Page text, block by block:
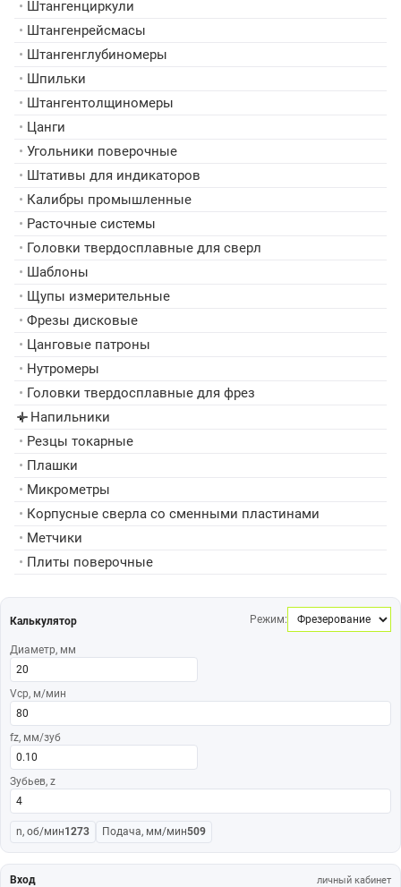
• Штангенциркули
• Штангенрейсмасы
• Штангенглубиномеры
• Шпильки
• Штангентолщиномеры
• Цанги
• Угольники поверочные
• Штативы для индикаторов
• Калибры промышленные
• Расточные системы
• Головки твердосплавные для сверл
• Шаблоны
• Щупы измерительные
• Фрезы дисковые
• Цанговые патроны
• Нутромеры
• Головки твердосплавные для фрез
▸ Напильники
• Резцы токарные
• Плашки
• Микрометры
• Корпусные сверла со сменными пластинами
• Метчики
• Плиты поверочные
Калькулятор Режим:
Диаметр, мм
Vср, м/мин
fz, мм/зуб
Зубьев, z
n, об/мин1273 Подача, мм/мин509
Вход личный кабинет